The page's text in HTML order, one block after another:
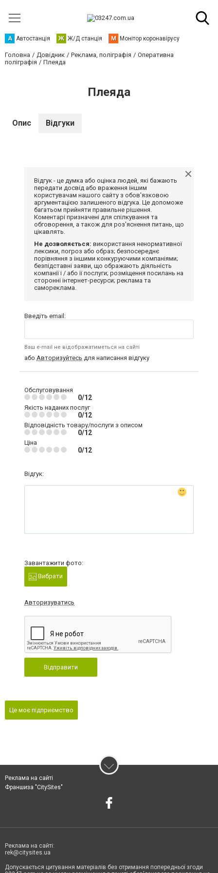
А Автостанція Ж Ж/Д станція М Монітор коронавірусу
Головна Довідник Реклама, поліграфія
Оперативна
поліграфія
Плеяда
Плеяда
Опис Відгуки
Відгук - це думка або оцінка людей, які бажають
передати досвід або враження іншим
користувачам нашого сайту з обов'язковою
аргументацією залишеного відгука. Це допоможе
багатьом прийняти правильне рішення.
Коментарі призначені для спілкування та
обговорення, а також для роз'яснення питань, що
цікавлять.
Не дозволяється: використання ненормативної
лексики, погроз або образ; безпосереднє
порівняння з іншими конкуруючими компаніями;
безпідставні заяви, що ображають діяльність
компанії і / або її послуги; розміщення посилань на
сторонні інтернет-ресурси; реклама та
самореклама.
Введіть email:
Ваш e-mail не відображатиметься на сайті
або Авторизуйтесь для написання відгуку
Обслуговування
0/12
Якість наданих послуг
0/12
Відповідність товару/послуги з описом
0/12
Ціна
0/12
Відгук:
Завантажити фото:
Вибрати
Авторизуватись
Відправити
Це моє підприємство
Реклама на сайті
Франшиза "CitySites"
Реклама на сайті:
rek@citysites.ua
Допускається цитування матеріалів без отримання попередньої згоди